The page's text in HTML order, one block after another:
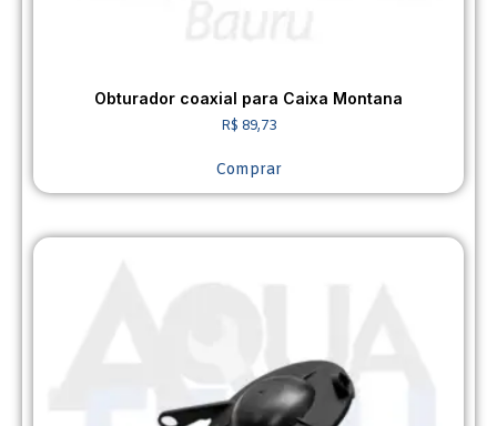
Obturador coaxial para Caixa Montana
R$ 89,73
Comprar